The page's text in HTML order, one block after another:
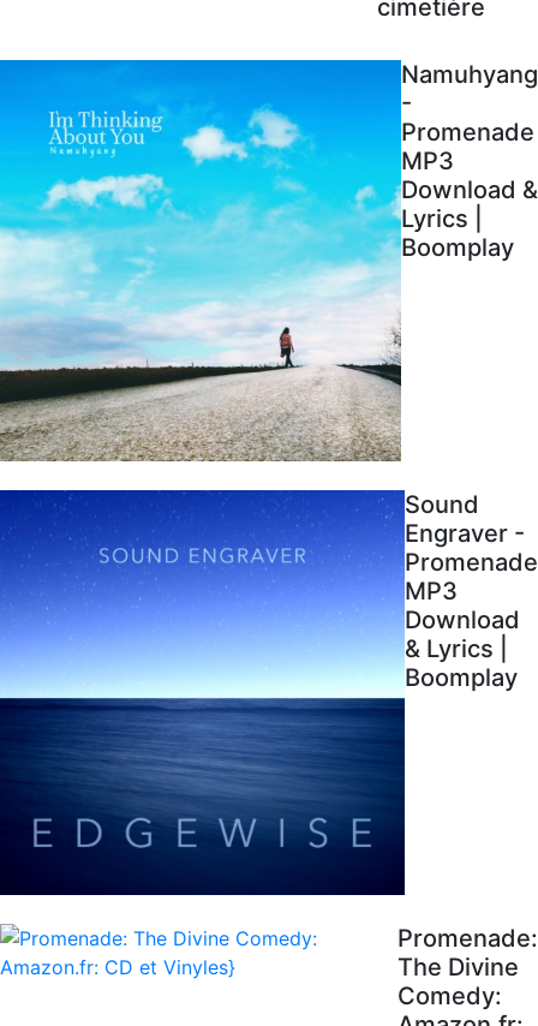
cimetière
Namuhyang
-
Promenade
MP3
Download &
Lyrics |
Boomplay
Sound
Engraver -
Promenade
MP3
Download
& Lyrics |
Boomplay
Promenade:
The Divine
Comedy: